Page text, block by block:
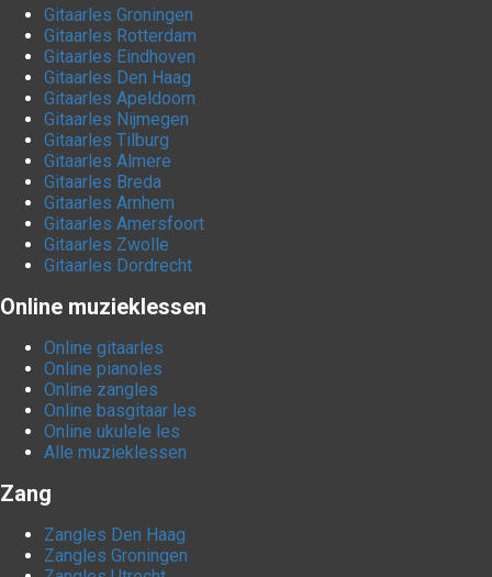
Gitaarles Groningen
Gitaarles Rotterdam
Gitaarles Eindhoven
Gitaarles Den Haag
Gitaarles Apeldoorn
Gitaarles Nijmegen
Gitaarles Tilburg
Gitaarles Almere
Gitaarles Breda
Gitaarles Arnhem
Gitaarles Amersfoort
Gitaarles Zwolle
Gitaarles Dordrecht
Online muzieklessen
Online gitaarles
Online pianoles
Online zangles
Online basgitaar les
Online ukulele les
Alle muzieklessen
Zang
Zangles Den Haag
Zangles Groningen